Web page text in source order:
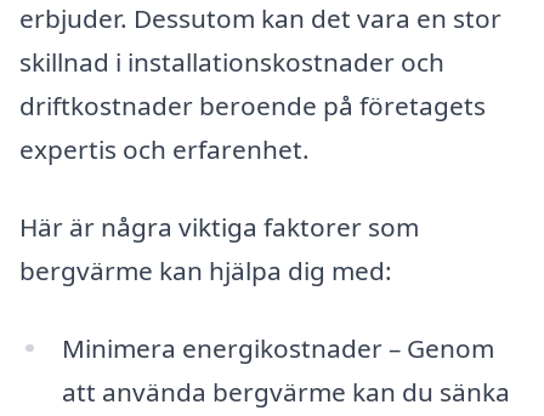
erbjuder. Dessutom kan det vara en stor
skillnad i installationskostnader och
driftkostnader beroende på företagets
expertis och erfarenhet.
Här är några viktiga faktorer som
bergvärme kan hjälpa dig med:
Minimera energikostnader – Genom
att använda bergvärme kan du sänka